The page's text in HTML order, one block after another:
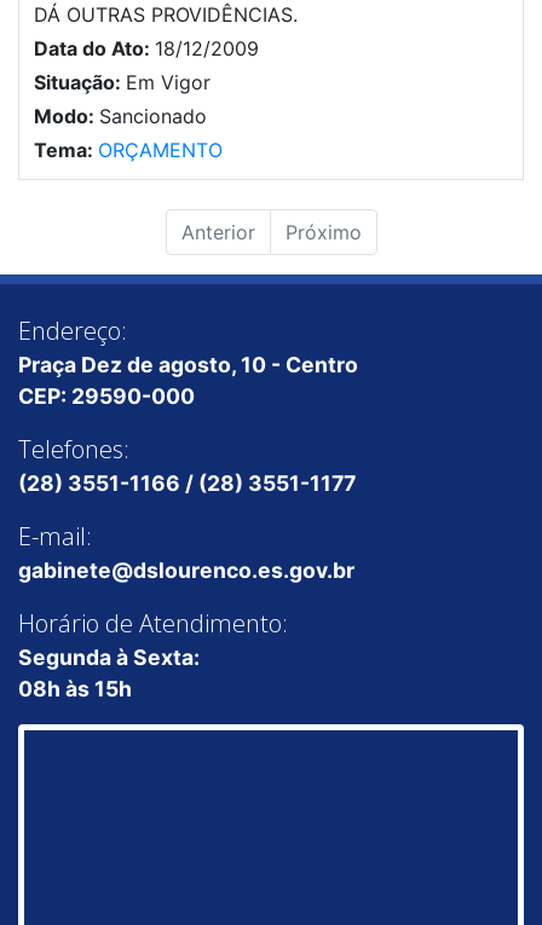
DÁ OUTRAS PROVIDÊNCIAS.
Data do Ato: 18/12/2009
Situação: Em Vigor
Modo: Sancionado
Tema: ORÇAMENTO
Anterior Próximo
Endereço:
Praça Dez de agosto, 10 - Centro
CEP: 29590-000
Telefones:
(28) 3551-1166 / (28) 3551-1177
E-mail:
gabinete@dslourenco.es.gov.br
Horário de Atendimento:
Segunda à Sexta:
08h às 15h